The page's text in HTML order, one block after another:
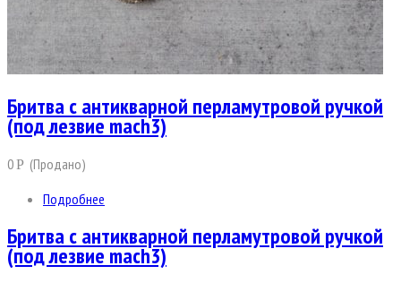
Бритва с антикварной перламутровой ручкой
(под лезвие mach3)
0Р (Продано)
Подробнее
Бритва с антикварной перламутровой ручкой
(под лезвие mach3)